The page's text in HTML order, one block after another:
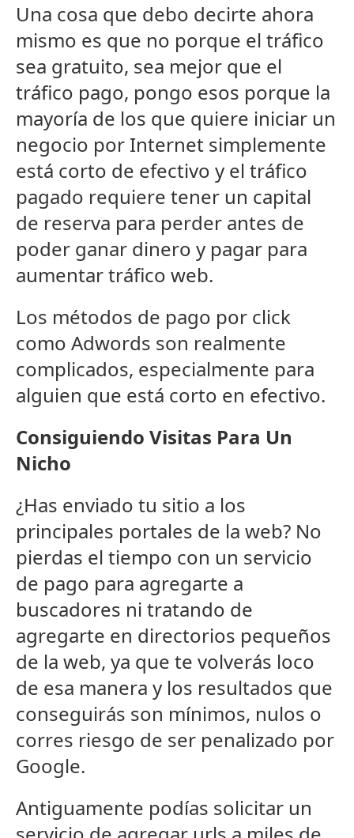
Una cosa que debo decirte ahora
mismo es que no porque el tráfico
sea gratuito, sea mejor que el
tráfico pago, pongo esos porque la
mayoría de los que quiere iniciar un
negocio por Internet simplemente
está corto de efectivo y el tráfico
pagado requiere tener un capital
de reserva para perder antes de
poder ganar dinero y pagar para
aumentar tráfico web.
Los métodos de pago por click
como Adwords son realmente
complicados, especialmente para
alguien que está corto en efectivo.
Consiguiendo Visitas Para Un
Nicho
¿Has enviado tu sitio a los
principales portales de la web? No
pierdas el tiempo con un servicio
de pago para agregarte a
buscadores ni tratando de
agregarte en directorios pequeños
de la web, ya que te volverás loco
de esa manera y los resultados que
conseguirás son mínimos, nulos o
corres riesgo de ser penalizado por
Google.
Antiguamente podías solicitar un